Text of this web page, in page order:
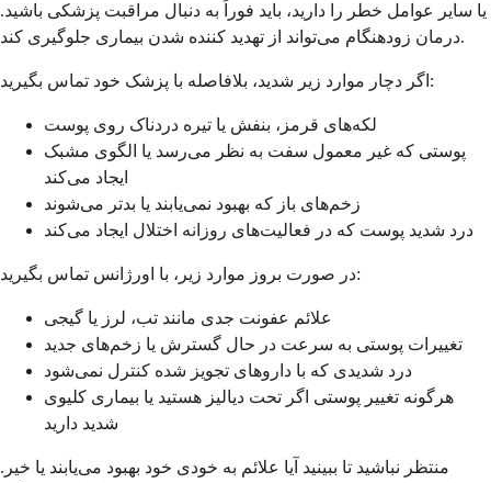
یا سایر عوامل خطر را دارید، باید فوراً به دنبال مراقبت پزشکی باشید.
درمان زودهنگام می‌تواند از تهدید کننده شدن بیماری جلوگیری کند.
اگر دچار موارد زیر شدید، بلافاصله با پزشک خود تماس بگیرید:
لکه‌های قرمز، بنفش یا تیره دردناک روی پوست
پوستی که غیر معمول سفت به نظر می‌رسد یا الگوی مشبک
ایجاد می‌کند
زخم‌های باز که بهبود نمی‌یابند یا بدتر می‌شوند
درد شدید پوست که در فعالیت‌های روزانه اختلال ایجاد می‌کند
در صورت بروز موارد زیر، با اورژانس تماس بگیرید:
علائم عفونت جدی مانند تب، لرز یا گیجی
تغییرات پوستی به سرعت در حال گسترش یا زخم‌های جدید
درد شدیدی که با داروهای تجویز شده کنترل نمی‌شود
هرگونه تغییر پوستی اگر تحت دیالیز هستید یا بیماری کلیوی
شدید دارید
منتظر نباشید تا ببینید آیا علائم به خودی خود بهبود می‌یابند یا خیر.